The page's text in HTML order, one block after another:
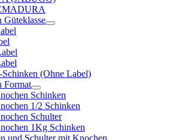
Güteklasse
Schinken (Ohne Label)
Format
Schinken
1/2 Schinken
Schulter
1Kg Schinken
und Schulter mit Knochen